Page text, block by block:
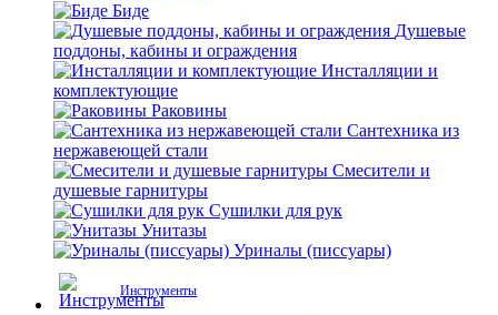
Биде
Душевые
поддоны, кабины и ограждения
Инсталляции и
комплектующие
Раковины
Сантехника из
нержавеющей стали
Смесители и
душевые гарнитуры
Сушилки для рук
Унитазы
Уриналы (писсуары)
Инструменты